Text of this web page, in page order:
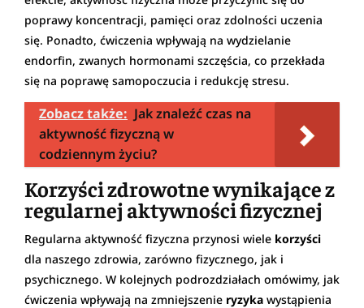
poprawy koncentracji, pamięci oraz zdolności uczenia
się. Ponadto, ćwiczenia wpływają na wydzielanie
endorfin, zwanych hormonami szczęścia, co przekłada
się na poprawę samopoczucia i redukcję stresu.
Zobacz także: Jak znaleźć czas na
aktywność fizyczną w
codziennym życiu?
Korzyści zdrowotne wynikające z
regularnej aktywności fizycznej
Regularna aktywność fizyczna przynosi wiele korzyści
dla naszego zdrowia, zarówno fizycznego, jak i
psychicznego. W kolejnych podrozdziałach omówimy, jak
ćwiczenia wpływają na zmniejszenie ryzyka wystąpienia